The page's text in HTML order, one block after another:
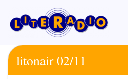
Inhalt
springen
litonair 02/11